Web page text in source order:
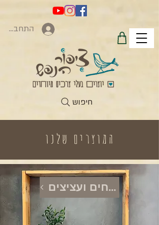
התחברות
חיפוש
המוצרים שלנו
צמחים ועציצים